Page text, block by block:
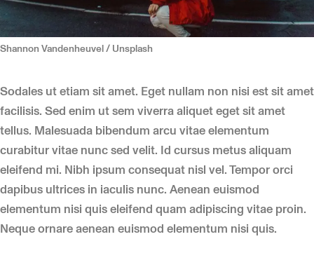
Shannon Vandenheuvel / Unsplash
Sodales ut etiam sit amet. Eget nullam non nisi est sit amet
facilisis. Sed enim ut sem viverra aliquet eget sit amet
tellus. Malesuada bibendum arcu vitae elementum
curabitur vitae nunc sed velit. Id cursus metus aliquam
eleifend mi. Nibh ipsum consequat nisl vel. Tempor orci
dapibus ultrices in iaculis nunc. Aenean euismod
elementum nisi quis eleifend quam adipiscing vitae proin.
Neque ornare aenean euismod elementum nisi quis.